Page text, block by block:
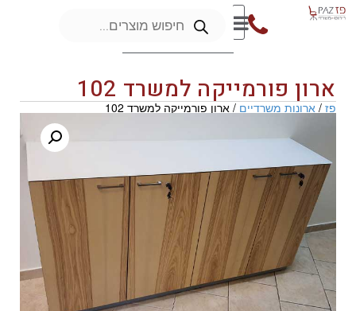
ארון פורמייקה למשרד 102
פז/ארונות משרדיים/ ארון פורמייקה למשרד 102